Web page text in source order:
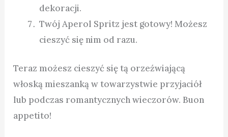
dekoracji.
Twój Aperol Spritz jest gotowy! Możesz
cieszyć się nim od razu.
Teraz możesz cieszyć się tą orzeźwiającą
włoską mieszanką w towarzystwie przyjaciół
lub podczas romantycznych wieczorów. Buon
appetito!